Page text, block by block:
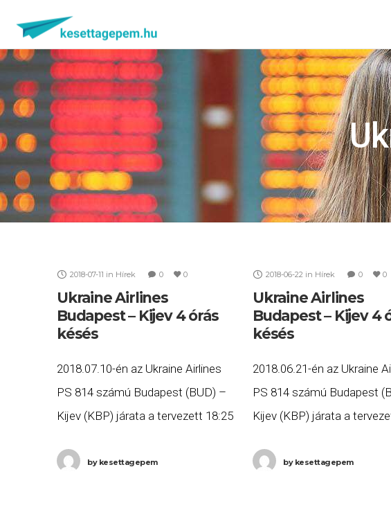
2018-07-11 in Hírek 0 0
Ukraine Airlines
Budapest – Kijev 4 órás
késés
2018.07.10-én az Ukraine Airlines
PS 814 számú Budapest (BUD) –
Kijev (KBP) járata a tervezett 18:25
érkezett meg Kijevbe. Ha Ön a
bykesettagepem
2018-06-22 in Hírek 0 0
Ukraine Airlines
Budapest – Kijev 4
késés
2018.06.21-én az Ukraine
PS 814 számú Budapest
Kijev (KBP) járata a
érkezett meg Kijevbe. Ha
bykesettagepem